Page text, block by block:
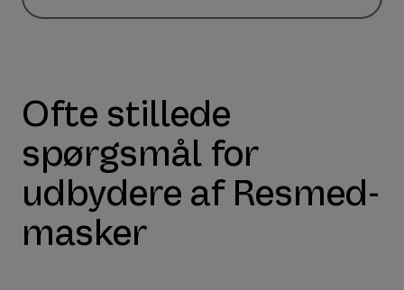
Ofte stillede
spørgsmål for
udbydere af Resmed-
masker